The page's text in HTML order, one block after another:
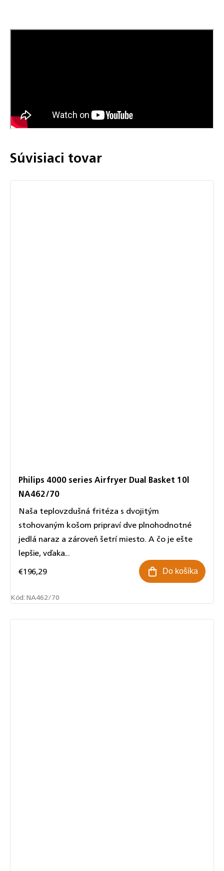
Súvisiaci tovar
Philips 4000 series Airfryer Dual Basket 10l
NA462/70
€196,29 Do košíka
Naša teplovzdušná fritéza s dvojitým
stohovaným košom pripraví dve plnohodnotné
jedlá naraz a zároveň šetrí miesto. A čo je ešte
lepšie, vďaka...
Kód:NA462/70